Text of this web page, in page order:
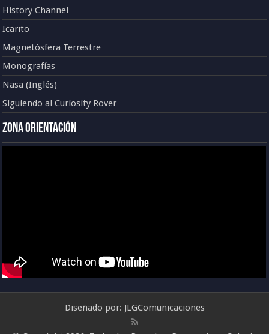
History Channel
Icarito
Magnetósfera Terrestre
Monografías
Nasa (Inglés)
Siguiendo al Curiosity Rover
Zona Orientación
Diseñado por: JLGComunicaciones